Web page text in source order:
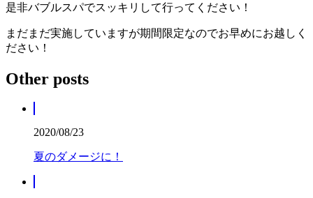
是非バブルスパでスッキリして行ってください！
まだまだ実施していますが期間限定なのでお早めにお越しく
ださい！
Other posts
2020/08/23
夏のダメージに！